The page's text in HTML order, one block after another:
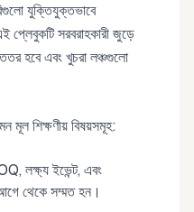
যুক্তিযুক্তভাবে
সরবরাহকারী জুড়ে
হবে এবং খুচরা লঞ্চগুলো
মূল শিক্ষণীয় বিষয়সমূহ:
লক্ষ্য ইভেন্ট, এবং
থেকে সম্মত হন।